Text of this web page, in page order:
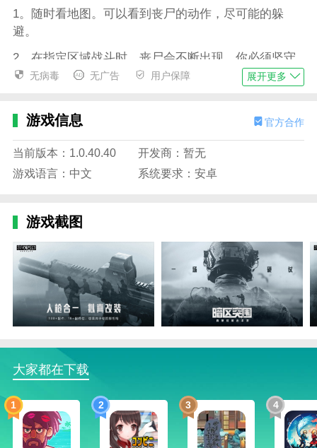
1。随时看地图。可以看到丧尸的动作，尽可能的躲
避。
2。在指定区域战斗时，丧尸会不断出现。你必须坚守
阵地，不能失败；
者新领域；
4。丰富的角度，不同的攻击方式，带来不同的发展方
式，享受一个全新的过程。
间与一群敌人战斗。
2。可以自由选择角色参加小队，玩家连续战斗后需要
升级武器。
3。有多种刺激掉落的战斗方式，不同的模式挑战，全
新的攻击技能，不同的游戏主题；
态和行动能力。
暗区突围国际服以其出色的画面、精致的场景、出色的
战术和战略打法、丰富多样的道具和武器、随场景变化
的背景音乐，带给玩家一场极致的视听盛宴。这款游戏
无病毒 无广告 用户保障 展开更多
游戏信息 官方合作
当前版本：1.0.40.40
开发商：暂无
游戏语言：中文
系统要求：安卓
游戏截图
大家都在下载
1 2 3 4